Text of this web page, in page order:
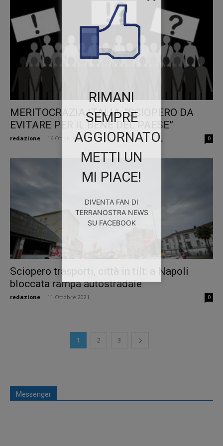
MERITOCRAZIA ITALIA: “SCIOPERO DA
EVITARE PER IL BENE DEL PAESE”
redazione 16 Ottobre 2021 0
Sciopero trasporti, città in tilt: a Napoli
bloccata rampa autostradale
redazione 11 Ottobre 2021 0
1 2 3
Messenger
RIMANI
SEMPRE
AGGIORNATO.
METTI UN
MI PIACE!
DIVENTA FAN DI
TERRANOSTRA NEWS
SU FACEBOOK